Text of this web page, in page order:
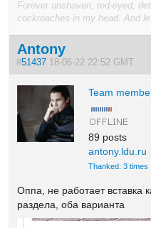
Forever unshaven, red-eyed,
cockroaches in my head. And
Antony
#51437 18-06-22 22:52 GMT
Team
89 posts
antony.ldu.ru
Thanked: 3 times
Оппа, не работает вставка
раздела, оба варианта